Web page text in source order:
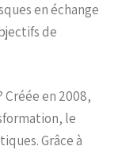
en échange
de
en 2008,
le
Grâce à